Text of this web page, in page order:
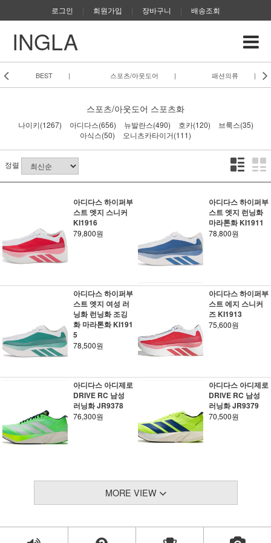
로그인 | 회원가입 | 장바구니 | 배송조회
INGLA
BEST | 스포츠/아웃도어 | 패션의류 |
스포츠/아웃도어 스포츠화
나이키(1267) 아디다스(656) 뉴발란스(490) 호카(120)
브룩스(35)
아식스(50)
오니츠카타이거(111)
정렬
아디다스 하이퍼부
스트 엣지 스니커
KI1916
79,800원
아디다스 하이퍼부
스트 엣지 런닝화
마라톤화 KI1911
78,800원
아디다스 하이퍼부
스트 엣지 여성 러
닝화 런닝화 조깅
화 마라톤화 KI191
5
78,500원
아디다스 하이퍼부
스트 에지 스니커
즈 KI1913
75,600원
아디다스 아디제로
DRIVE RC 남성
러닝화 JR9378
76,300원
아디다스 아디제로
DRIVE RC 남성
러닝화 JR9379
70,500원
MORE VIEW